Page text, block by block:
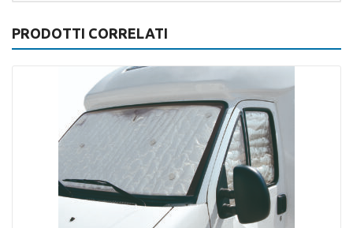
PRODOTTI CORRELATI